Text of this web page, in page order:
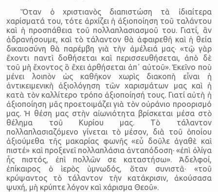
Ὅταν ὁ χριστιανὸς διαπιστώση τὰ ἰδιαίτερα
χαρίσματά του, τότε ἀρχίζει ἡ ἀξιοποίηση τοῦ ταλάντου
καὶ ἡ προσπάθεια τοῦ πολλαπλασιασμοῦ του. Γιατί, ἂν
ἀδρανήσουμε, καὶ τὸ τάλαντον θὰ ἀφαιρεθῆ καὶ ἡ θεία
δικαιοσύνη θὰ παρέμβη γιὰ τὴν ἀμέλειά μας· «τῷ γὰρ
ἔχοντι παντὶ δοθήσεται καὶ περισσευθήσεται, ἀπὸ δὲ
τοῦ μὴ ἔχοντος ὃ ἔχει ἀρθήσεται ἀπ᾿ αὐτοῦ». Ἐκεῖνο ποὺ
μένει λοιπὸν ὡς καθῆκον χωρὶς διακοπὴ εἶναι ἡ
ἀντικειμενικὴ ἀξιολόγηση τῶν χαρισμάτων μας καὶ ἡ
κατὰ τὸν καλλίτερο τρόπο ἀξιοποίησή τους. Γιατί αὐτὴ ἡ
ἀξιοποίηση μᾶς προετοιμάζει γιὰ τὸν οὐράνιο προορισμό
μας. Ἡ θέση μας στὴν αἰωνιότητα βρίσκεται μέσα στὸ
θέλημα τοῦ Κυρίου μας. Τὸ τάλαντον
πολλαπλασιαζόμενο γίνεται τὸ μέσον, διὰ τοῦ ὁποίου
ἀξιούμεθα τῆς μακαρίας φωνῆς «εὖ δοῦλε ἀγαθὲ καὶ
πιστέ» καὶ προξενεῖ πολλαπλάσια ἀνταπόδοση· «ἐπὶ ὀλίγα
ἧς πιστός, ἐπὶ πολλῶν σε καταστήσω». Ἀδελφοί,
ἐπίκαιρος ὁ ἱερὸς ὑμνωδός, ὅταν συνιστᾶ· «τοῦ
κρύψαντος τὸ τάλαντον τὴν κατάκρισιν, ἀκούσασα
ψυχή, μὴ κρύπτε λόγον καὶ χάρισμα Θεοῦ».